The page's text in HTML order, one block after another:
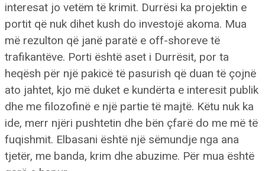
interesat jo vetëm të krimit. Durrësi ka projektin e
portit që nuk dihet kush do investojë akoma. Mua
më rezulton që janë paratë e off-shoreve të
trafikantëve. Porti është aset i Durrësit, por ta
heqësh për një pakicë të pasurish që duan të çojnë
ato jahtet, kjo më duket e kundërta e interesit publik
dhe me filozofinë e një partie të majtë. Këtu nuk ka
ide, merr njëri pushtetin dhe bën çfarë do me më të
fuqishmit. Elbasani është një sëmundje nga ana
tjetër, me banda, krim dhe abuzime. Për mua është